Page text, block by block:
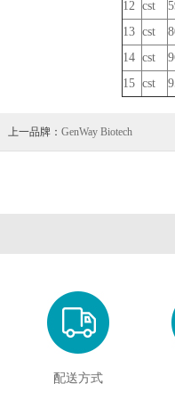
12 cst
13 cst
14 cst
15 cst
上一品牌： GenWay Biotech
配送方式